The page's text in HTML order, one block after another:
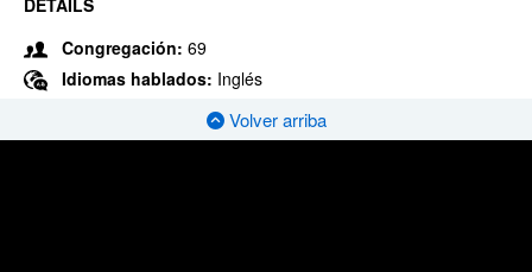
DETAILS
Congregación: 69
Idiomas hablados: Inglés
Volver arriba